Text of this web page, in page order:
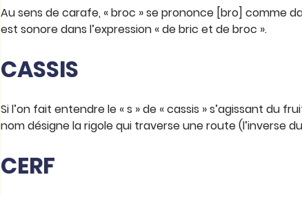
Au sens de carafe, « broc » se prononce [bro] comme
est sonore dans l’expression « de bric et de broc ».
CASSIS
Si l’on fait entendre le « s » de « cassis » s’agissant du
nom désigne la rigole qui traverse une route (l’inverse
CERF